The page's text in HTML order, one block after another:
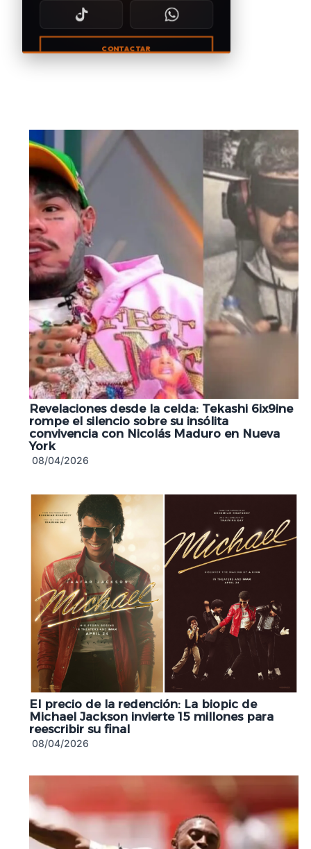
CONTACTAR
Revelaciones desde la celda: Tekashi 6ix9ine
rompe el silencio sobre su insólita
convivencia con Nicolás Maduro en Nueva
York
08/04/2026
El precio de la redención: La biopic de
Michael Jackson invierte 15 millones para
reescribir su final
08/04/2026